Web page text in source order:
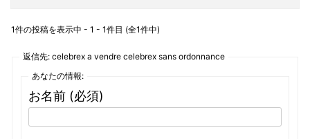
1件の投稿を表示中 - 1 - 1件目 (全1件中)
返信先: celebrex a vendre celebrex sans ordonnance
あなたの情報:
お名前 (必須)